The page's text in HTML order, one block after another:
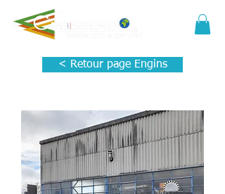
< Retour page Engins